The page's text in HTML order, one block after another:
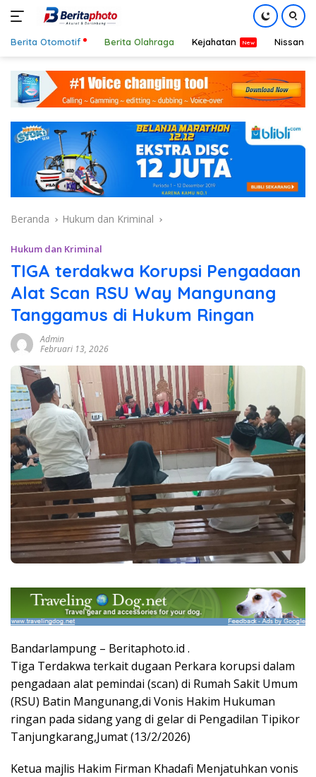
konten
Berita Otomotif Berita Olahraga Kejahatan Nissan
Beranda Hukum dan Kriminal
Hukum dan Kriminal
TIGA terdakwa Korupsi Pengadaan
Alat Scan RSU Way Mangunang
Tanggamus di Hukum Ringan
Admin
Februari 13, 2026
Bandarlampung – Beritaphoto.id .
Tiga Terdakwa terkait dugaan Perkara korupsi dalam
pengadaan alat pemindai (scan) di Rumah Sakit Umum
(RSU) Batin Mangunang,di Vonis Hakim Hukuman
ringan pada sidang yang di gelar di Pengadilan Tipikor
Tanjungkarang,Jumat (13/2/2026)
Ketua majlis Hakim Firman Khadafi Menjatuhkan vonis